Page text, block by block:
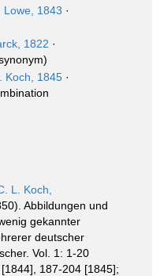
Lowe, 1843 ·
1822 ·
Koch, 1845 ·
L. Koch,
Abbildungen und
gekannter
deutscher
Vol. 1: 1-20
187-204 [1845];